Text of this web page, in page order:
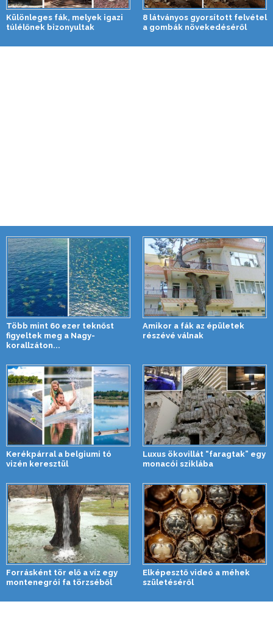
Különleges fák, melyek igazi
túlélőnek bizonyultak
8 látványos gyorsított felvétel
a gombák növekedéséről
Több mint 60 ezer teknőst
figyeltek meg a Nagy-
korallzáton...
Amikor a fák az épületek
részévé válnak
Kerékpárral a belgiumi tó
vizén keresztül
Luxus ökovillát “faragtak” egy
monacói sziklába
Forrásként tör elő a víz egy
montenegrói fa törzséből
Elképesztő videó a méhek
születéséről